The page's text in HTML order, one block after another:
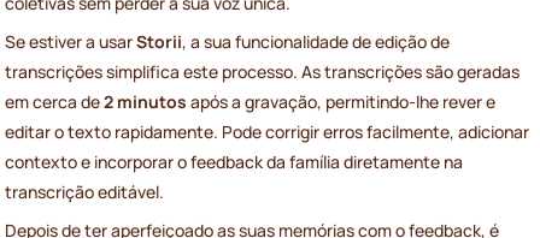
Se estiver a usarStorii, a sua funcionalidade de edição de
transcrições simplifica este processo. As transcrições são geradas
em cerca de2 minutos após a gravação, permitindo-lhe rever e
editar o texto rapidamente. Pode corrigir erros facilmente, adicionar
contexto e incorporar o feedback da família diretamente na
transcrição editável.
Depois de ter aperfeiçoado as suas memórias com o feedback, é